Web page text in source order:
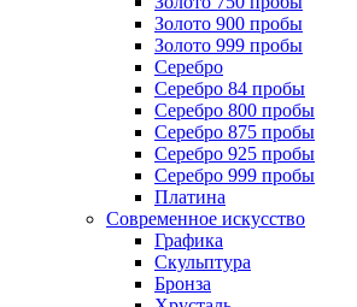
Золото 900 пробы
Золото 999 пробы
Серебро
Серебро 84 пробы
Серебро 800 пробы
Серебро 875 пробы
Серебро 925 пробы
Серебро 999 пробы
Платина
Современное искусство
Графика
Скульптура
Бронза